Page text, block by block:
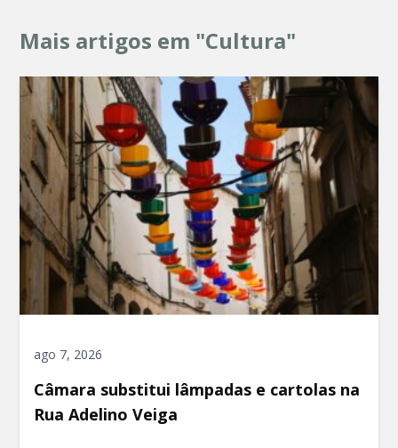
Mais artigos em "Cultura"
ago 7, 2026
Câmara substitui lâmpadas e cartolas na
Rua Adelino Veiga